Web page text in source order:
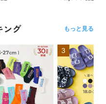
ング もっと見る
3